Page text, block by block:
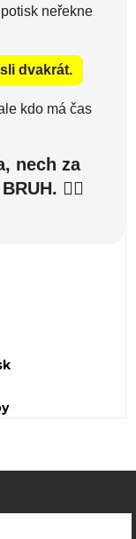
neřekne
dvakrát.
kdo má čas
nech za
🤦‍♂️